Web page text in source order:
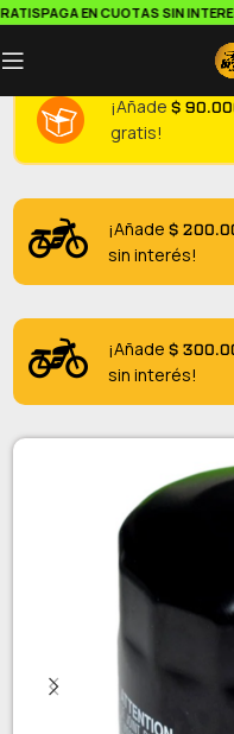
PAGA EN CUOTAS SIN
¡Añade $
gratis!
¡Añade $
sin interés!
¡Añade $
sin interés!